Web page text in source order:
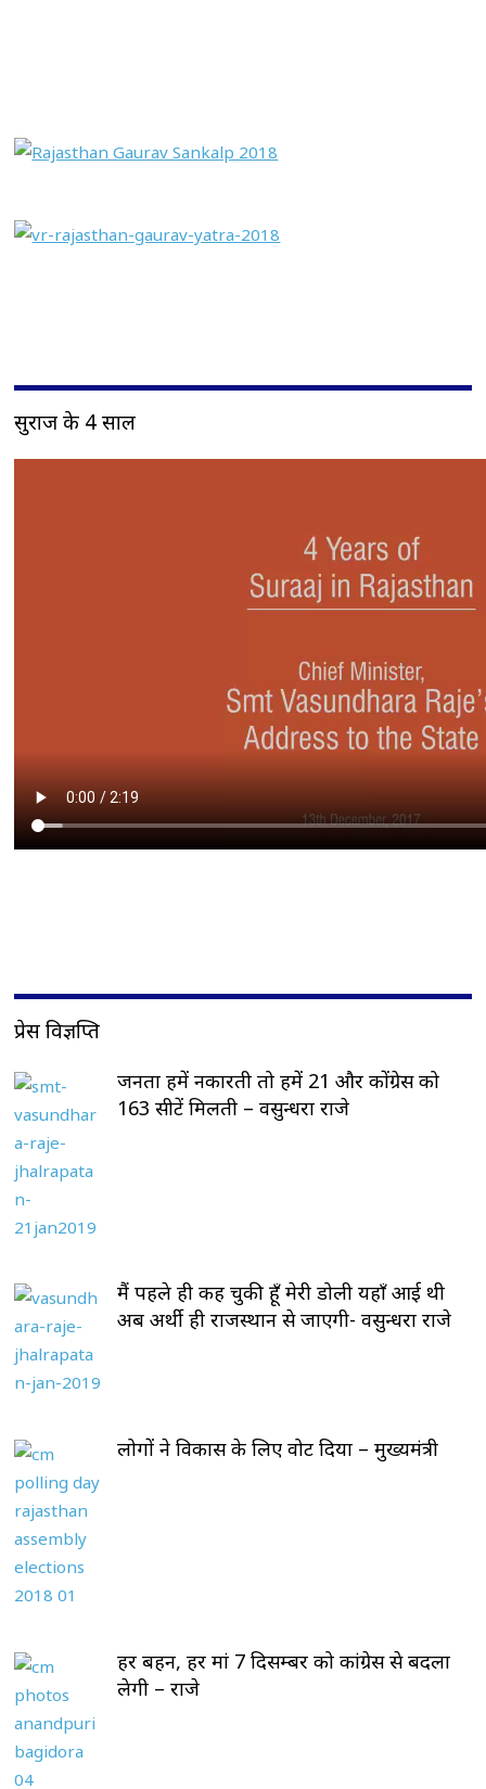
सुराज के 4 साल
प्रेस विज्ञप्ति
जनता हमें नकारती तो हमें 21 और कोंग्रेस को
163 सीटें मिलती – वसुन्धरा राजे
मैं पहले ही कह चुकी हूँ मेरी डोली यहाँ आई थी
अब अर्थी ही राजस्थान से जाएगी- वसुन्धरा राजे
लोगों ने विकास के लिए वोट दिया – मुख्यमंत्री
हर बहन, हर मां 7 दिसम्बर को कांग्रेस से बदला
लेगी – राजे